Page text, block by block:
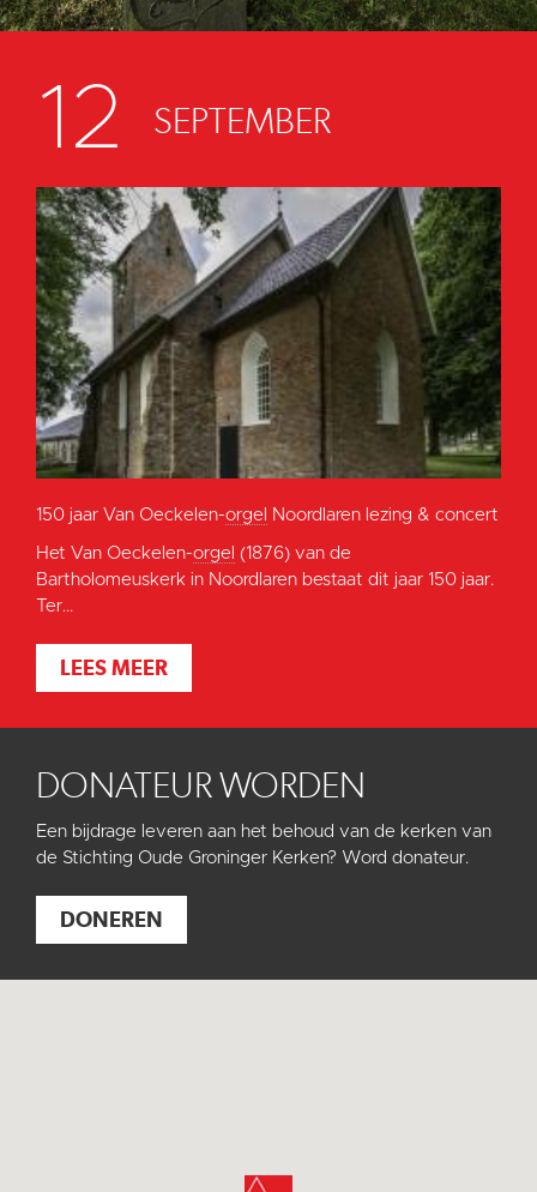
12 SEPTEMBER
150 jaar Van Oeckelen-orgel Noordlaren lezing & concert
Het Van Oeckelen-orgel (1876) van de
Bartholomeuskerk in Noordlaren bestaat dit jaar 150 jaar.
Ter...
LEES MEER
DONATEUR WORDEN
Een bijdrage leveren aan het behoud van de kerken van
de Stichting Oude Groninger Kerken? Word donateur.
DONEREN